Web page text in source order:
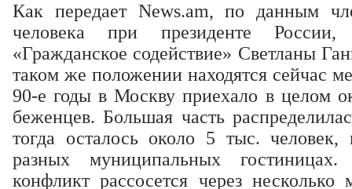
Как передает News.am, по данным
человека при президенте России,
«Гражданское содействие» Светланы
таком же положении находятся сейчас
90-е годы в Москву приехало в целом
беженцев. Большая часть
тогда осталось около 5 тыс.
разных муниципальных
конфликт рассосется через